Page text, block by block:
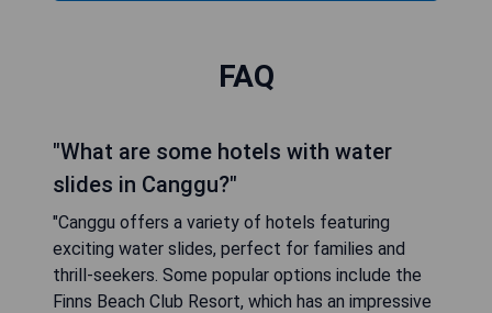
FAQ
"What are some hotels with water
slides in Canggu?"
"Canggu offers a variety of hotels featuring
exciting water slides, perfect for families and
thrill-seekers. Some popular options include the
Finns Beach Club Resort, which has an impressive